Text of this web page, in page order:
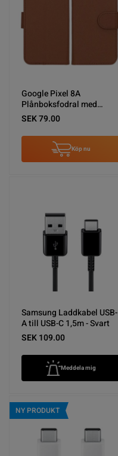
Google Pixel 8A
Plånboksfodral med
Stativ - Brun
SEK 79.00
Köp nu
Samsung Laddkabel USB-
A till USB-C 1,5m - Svart
SEK 109.00
Meddela mig
NY PRODUKT